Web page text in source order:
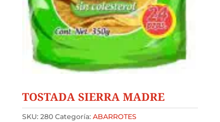
TOSTADA SIERRA MADRE
SKU: 280 Categoría: ABARROTES